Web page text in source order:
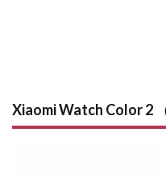
Xiaomi Watch Color 2